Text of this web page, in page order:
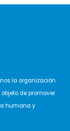
la organización
de promover
humana y